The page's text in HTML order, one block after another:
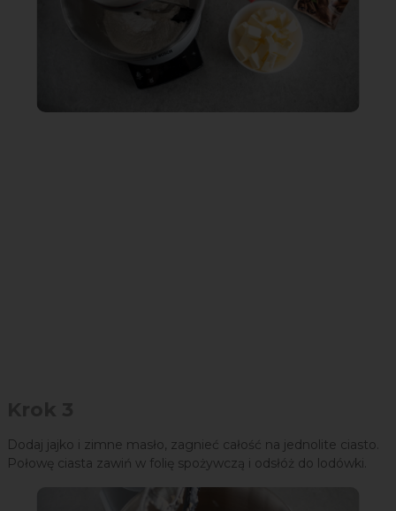
Dodaj jajko i zimne masło, zagnieć całość na jednolite ciasto.
Połowę ciasta zawiń w folię spożywczą i odsłóż do lodówki.